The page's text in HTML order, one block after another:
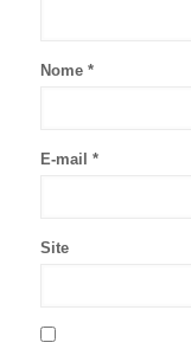
Nome *
E-mail *
Site